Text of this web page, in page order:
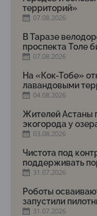
территорий»
07.08.2026
В Таразе
проспекта Толе
07.08.2026
На «Кок-Тобе»
лавандовыми
04.08.2026
Жителей Астаны
экогорода у
03.08.2026
Чистота под
поддерживать
31.07.2026
Роботы
запустили
31.07.2026